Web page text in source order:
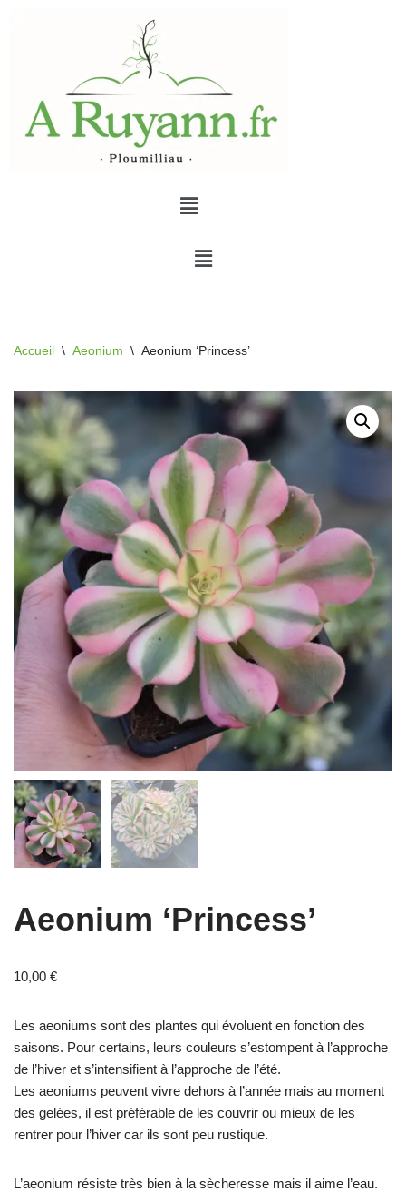
Accueil \ Aeonium \ Aeonium ‘Princess’
Aeonium ‘Princess’
10,00 €
Les aeoniums sont des plantes qui évoluent en fonction des
saisons. Pour certains, leurs couleurs s’estompent à l’approche
de l’hiver et s’intensifient à l’approche de l’été.
Les aeoniums peuvent vivre dehors à l’année mais au moment
des gelées, il est préférable de les couvrir ou mieux de les
rentrer pour l’hiver car ils sont peu rustique.
L’aeonium résiste très bien à la sècheresse mais il aime l’eau.